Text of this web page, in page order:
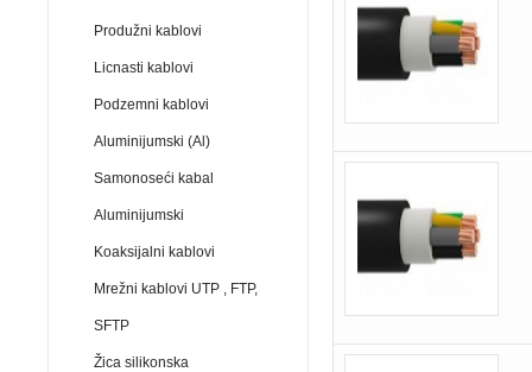
Produžni kablovi
Licnasti kablovi
Podzemni kablovi
Aluminijumski (Al)
Samonoseći kabal
Aluminijumski
Koaksijalni kablovi
Mrežni kablovi UTP , FTP,
SFTP
Žica silikonska